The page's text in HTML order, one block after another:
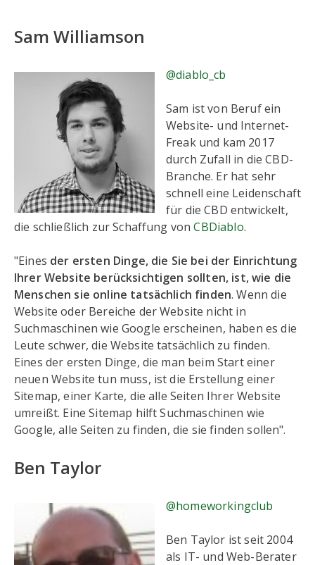
Sam Williamson
@diablo_cb
Sam ist von Beruf ein
Website- und Internet-
Freak und kam 2017
durch Zufall in die CBD-
Branche. Er hat sehr
schnell eine Leidenschaft
für die CBD entwickelt,
die schließlich zur Schaffung vonCBDiablo.
"Eines der ersten Dinge, die Sie bei der Einrichtung
Ihrer Website berücksichtigen sollten, ist, wie die
Menschen sie online tatsächlich finden. Wenn die
Website oder Bereiche der Website nicht in
Suchmaschinen wie Google erscheinen, haben es die
Leute schwer, die Website tatsächlich zu finden.
Eines der ersten Dinge, die man beim Start einer
neuen Website tun muss, ist die Erstellung einer
Sitemap, einer Karte, die alle Seiten Ihrer Website
umreißt. Eine Sitemap hilft Suchmaschinen wie
Google, alle Seiten zu finden, die sie finden sollen".
Ben Taylor
@homeworkingclub
Ben Taylor ist seit 2004
als IT- und Web-Berater